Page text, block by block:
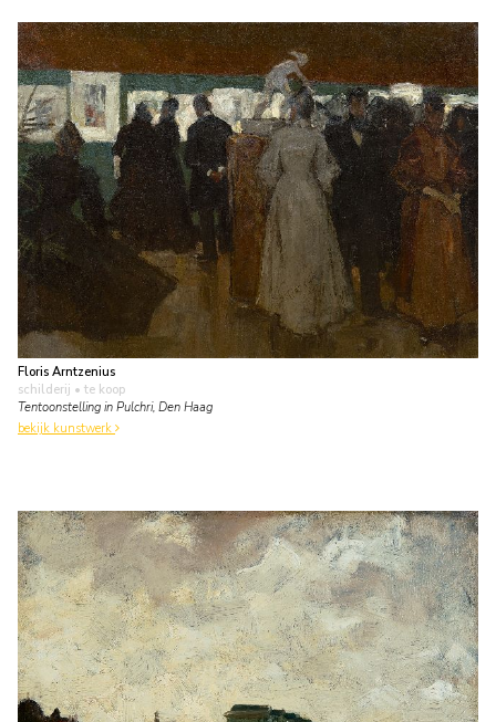
Floris Arntzenius
schilderij • te koop
Tentoonstelling in Pulchri, Den Haag
bekijk kunstwerk